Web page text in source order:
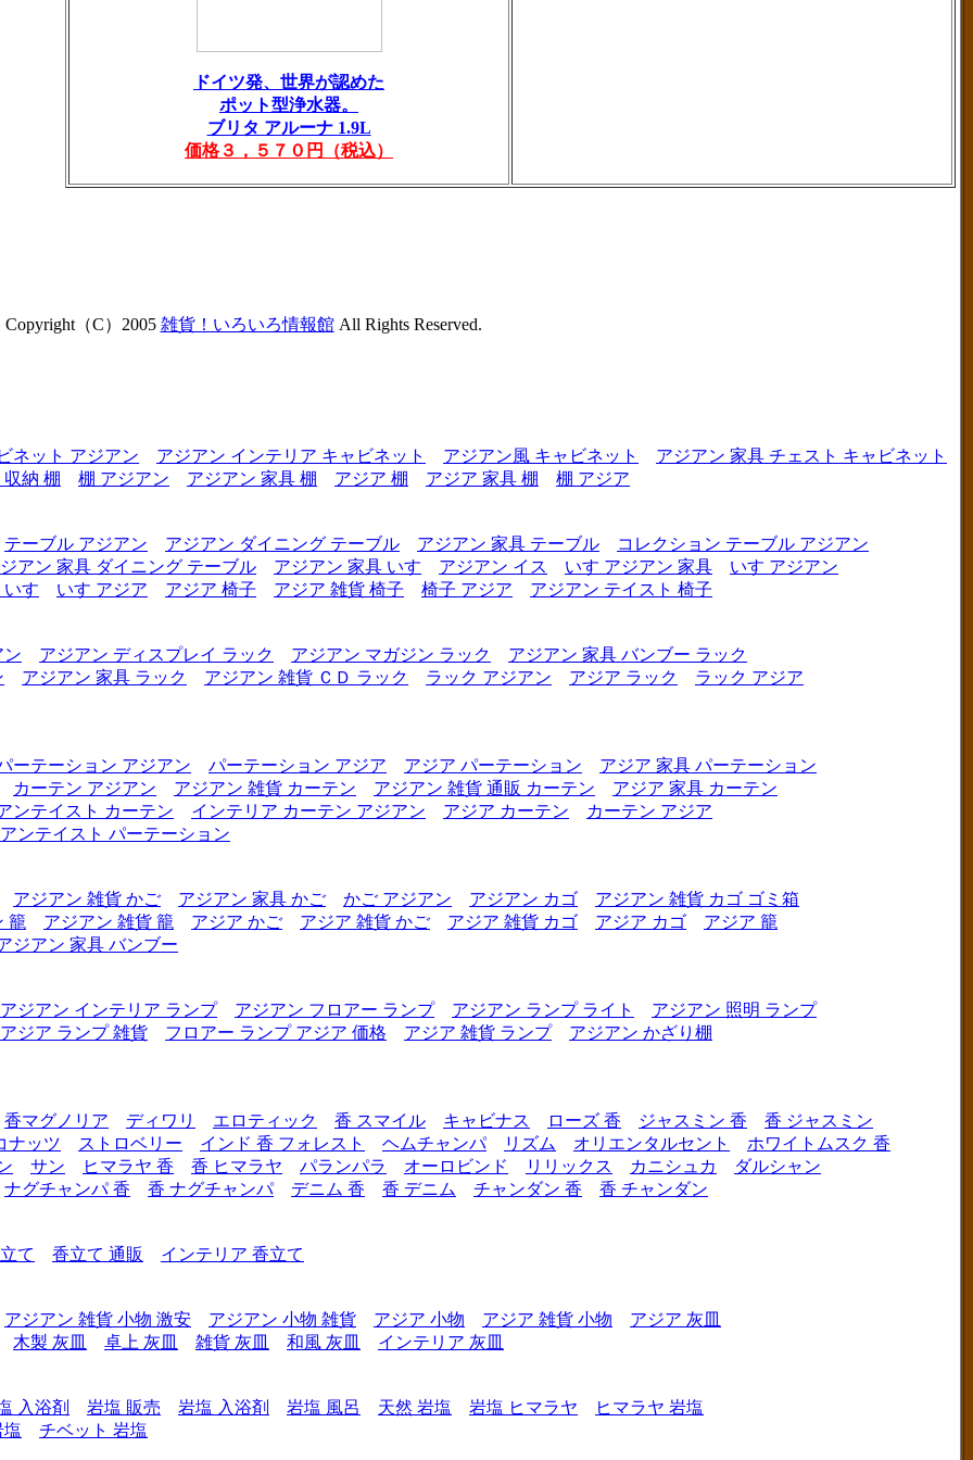
ドイツ発、世界が認めた
ポット型浄水器。
ブリタ アルーナ 1.9L
価格３，５７０円（税込）
Copyright（C）2005 雑貨！いろいろ情報館All Rights Reserved.
ネット アジアン アジアン インテリア キャビネット アジアン風 キャビネット
アジアン 家具 チェスト キャビネット
納 棚
棚 アジアン アジアン 家具 棚 アジア 棚 アジア 家具 棚 棚 アジア
テーブル アジアン アジアン ダイニング テーブル アジアン 家具 テーブル
コレクション テーブル アジアン
アン 家具 ダイニング テーブル
アジアン 家具 いす アジアン イス いす アジアン 家具
いす アジアン
いす
いす アジア アジア 椅子 アジア 雑貨 椅子 椅子 アジア アジアン テイスト 椅子
ン アジアン ディスプレイ ラック アジアン マガジン ラック
アジアン 家具 バンブー ラック
アジアン 家具 ラック アジアン 雑貨 ＣＤ ラック ラック アジアン アジア ラック ラック アジア
ーテーション アジアン パーテーション アジア アジア パーテーション
アジア 家具 パーテーション
カーテン アジアン
アジアン 雑貨 カーテン アジアン 雑貨 通販 カーテン
アジア 家具 カーテン
ンテイスト カーテン
インテリア カーテン アジアン アジア カーテン
カーテン アジア
ンテイスト パーテーション
アジアン 雑貨 かご アジアン 家具 かご かご アジアン アジアン カゴ
アジアン 雑貨 カゴ ゴミ箱
籠
アジアン 雑貨 籠 アジア かご アジア 雑貨 かご アジア 雑貨 カゴ アジア カゴ
アジア 籠
ジアン 家具 バンブー
アジアン インテリア ランプ アジアン フロアー ランプ アジアン ランプ ライト
アジアン 照明 ランプ
アジア ランプ 雑貨
フロアー ランプ アジア 価格 アジア 雑貨 ランプ アジアン かざり棚
香マグノリア ディワリ エロティック 香 スマイル キャビナス ローズ 香 ジャスミン 香
香 ジャスミン
ナッツ
ストロベリー インド 香 フォレスト ヘムチャンパ リズム オリエンタルセント
ホワイトムスク 香
サン ヒマラヤ 香 香 ヒマラヤ パランパラ オーロビンド リリックス カニシュカ
ダルシャン
ナグチャンパ 香
香 ナグチャンパ デニム 香 香 デニム チャンダン 香 香 チャンダン
て 香立て 通販 インテリア 香立て
アジアン 雑貨 小物 激安 アジアン 小物 雑貨 アジア 小物 アジア 雑貨 小物
アジア 灰皿
木製 灰皿
卓上 灰皿 雑貨 灰皿 和風 灰皿 インテリア 灰皿
入浴剤 岩塩 販売 岩塩 入浴剤 岩塩 風呂 天然 岩塩 岩塩 ヒマラヤ
ヒマラヤ 岩塩
塩
チベット 岩塩